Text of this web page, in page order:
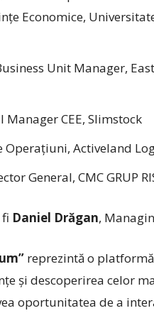
Economice,
Unit Manager,
Manager CEE, Slimstock
Operațiuni, Activeland
General, CMC GRUP
Daniel Drăgan,
reprezintă o
și descoperirea celor
oportunitatea de a